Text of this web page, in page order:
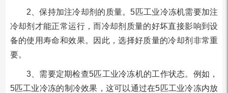
2、保持加注冷却剂的质量。5匹工业冷冻机需要加注
冷却剂才能正常运行，而冷却剂质量的好坏直接影响到设
备的使用寿命和效果。因此，选择好质量的冷却剂非常重
要。
3、需要定期检查5匹工业冷冻机的工作状态。例如，
5匹工业冷冻的制冷效果，这可以通过在5匹工业冷冻内放